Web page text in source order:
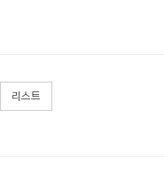
리스트